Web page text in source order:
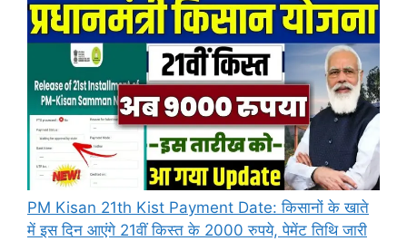
PM Kisan 21th Kist Payment Date: किसानों के खाते
में इस दिन आएंगे 21वीं किस्त के 2000 रुपये, पेमेंट तिथि जारी